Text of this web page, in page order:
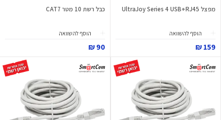
מפצל UltraJoy Series 4 USB+RJ45
הוסף להשוואה
159 ₪
כבל רשת 10 מטר CAT7
הוסף להשוואה
90 ₪